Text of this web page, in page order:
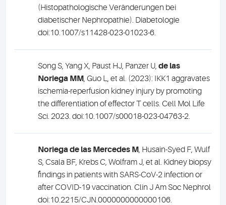
(Histopathologische Veränderungen bei
diabetischer Nephropathie). Diabetologie
doi:10.1007/s11428-023-01023-6.
Song S, Yang X, Paust HJ, Panzer U,de las
Noriega MM, Guo L, et al. (2023): IKK1 aggravates
ischemia-reperfusion kidney injury by promoting
the differentiation of effector T cells. Cell Mol Life
Sci. 2023. doi:10.1007/s00018-023-04763-2.
Noriega de las Mercedes M, Husain-Syed F, Wulf
S, Csala BF, Krebs C, Wolfram J, et al. Kidney biopsy
findings in patients with SARS-CoV-2 infection or
after COVID-19 vaccination. Clin J Am Soc Nephrol
doi:10.2215/CJN.0000000000000106.